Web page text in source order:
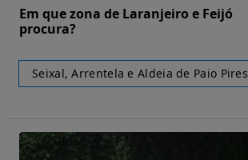
Em que zona de Laranjeiro e Feijó
procura?
Seixal, Arrentela e Aldeia de Paio Pires